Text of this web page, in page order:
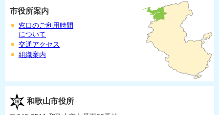
市役所案内
窓口のご利用時間
について
交通アクセス
組織案内
和歌山市役所